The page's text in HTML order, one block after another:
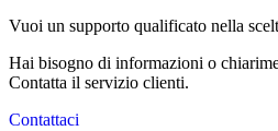
Vuoi un supporto qualificato nella
Hai bisogno di informazioni o
Contatta il servizio clienti.
Contattaci